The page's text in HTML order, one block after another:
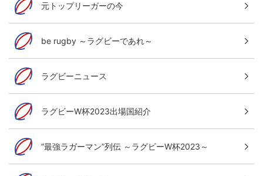
元トップリーガーの今
be rugby ～ラグビーであれ～
ラグビーニュース
ラグビーW杯2023出場国紹介
“最強ラガーマン”列伝 ～ラグビーW杯2023～